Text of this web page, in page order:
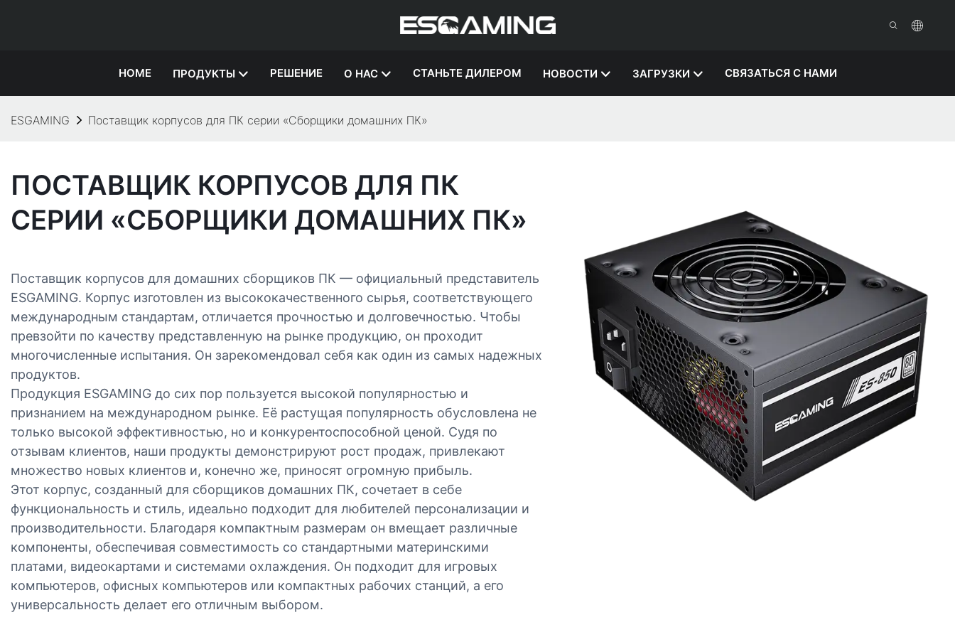
HOME ПРОДУКТЫ РЕШЕНИЕ О НАС СТАНЬТЕ ДИЛЕРОМ НОВОСТИ ЗАГРУЗКИ СВЯЗАТЬСЯ С НАМИ
ESGAMING Поставщик корпусов для ПК серии «Сборщики домашних ПК»
ПОСТАВЩИК КОРПУСОВ ДЛЯ ПК
СЕРИИ «СБОРЩИКИ ДОМАШНИХ ПК»
Поставщик корпусов для домашних сборщиков ПК — официальный представитель
ESGAMING. Корпус изготовлен из высококачественного сырья, соответствующего
международным стандартам, отличается прочностью и долговечностью. Чтобы
превзойти по качеству представленную на рынке продукцию, он проходит
многочисленные испытания. Он зарекомендовал себя как один из самых надежных
продуктов.
Продукция ESGAMING до сих пор пользуется высокой популярностью и
признанием на международном рынке. Её растущая популярность обусловлена ​​не
только высокой эффективностью, но и конкурентоспособной ценой. Судя по
отзывам клиентов, наши продукты демонстрируют рост продаж, привлекают
множество новых клиентов и, конечно же, приносят огромную прибыль.
Этот корпус, созданный для сборщиков домашних ПК, сочетает в себе
функциональность и стиль, идеально подходит для любителей персонализации и
производительности. Благодаря компактным размерам он вмещает различные
компоненты, обеспечивая совместимость со стандартными материнскими
платами, видеокартами и системами охлаждения. Он подходит для игровых
компьютеров, офисных компьютеров или компактных рабочих станций, а его
универсальность делает его отличным выбором.